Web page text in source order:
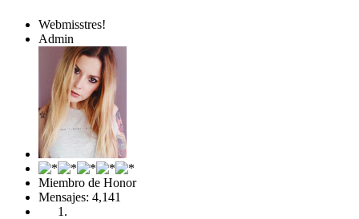
Webmisstres!
Admin
Miembro de Honor
Mensajes: 4,141